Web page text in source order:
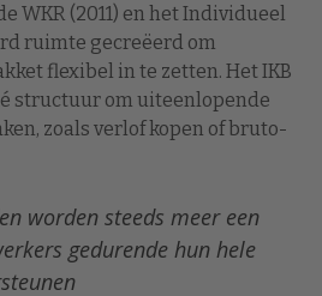
WKR (2011) en het Individueel
ruimte gecreëerd om
flexibel in te zetten. Het IKB
structuur om uiteenlopende
zoals verlof kopen of bruto-
worden steeds meer een
gedurende hun hele